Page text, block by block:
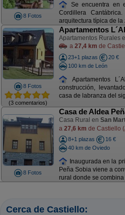
8 Fotos
Se encuentra en
Cordillera
arquitectura típica de la
8 Fotos
(3 comentarios)
Apartamentos
Apartamentos Rurales
a 27,4 km de
23+1 plazas
20 €
100 km de León
Apartamentos
construcción,
casa de labranza del
8 Fotos
Casa de Aldea
Casa Rural en San
a 27,6 km de Castiello
8+1 plazas
16 €
40 km de Oviedo
Inaugurada en la
Peña Sobia viene a
rural donde se combina
Cerca de Castiello: